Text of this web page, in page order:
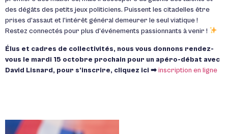
des dégâts des petits jeux politiciens. Puissent les citadelles être
prises d’assaut et l’intérêt général demeurer le seul viatique !
Restez connectés pour plus d’événements passionnants à venir !
Élus et cadres de collectivités, nous vous donnons rendez-
vous le mardi 15 octobre prochain pour un apéro-débat avec
David Lisnard, pour s’inscrire, cliquez ici ➡inscription en ligne